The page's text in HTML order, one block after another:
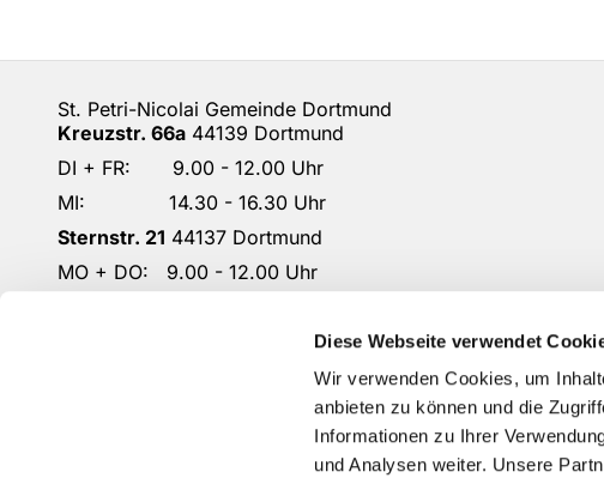
Diese Webseite verwendet
Wir verwenden Cookies, um
anbieten zu können und die
Informationen zu Ihrer
und Analysen weiter. Unsere
St. Petri-Nicolai Gemeinde Dortmund
Kreuzstr. 66a 44139 Dortmund
DI + FR: 9.00 - 12.00 Uhr
MI: 14.30 - 16.30 Uhr
Sternstr. 21 44137 Dortmund
MO + DO: 9.00 - 12.00 Uhr
DO-KG-Petri-Nicolai@ekkdo.de
Kontoverbindung: Dortmunder Volksbank
IBAN: DE87 4416 0014 2301 1167 02